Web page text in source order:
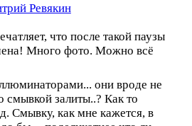
Ревякин
что после такой паузы
Много фото. Можно всё
они вроде не
смывкой залиты..? Как то
Смывку, как мне кажется, в